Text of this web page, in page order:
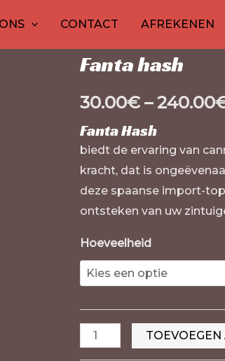
CONTACT AFREKENEN
Fanta hash
30.00€ –240.00
Fanta Hash
biedt de ervaring van
kracht, dat is
deze spaanse import-
ontsteken van uw
Hoeveelheid
hash
aantal
product
product
producten
producten
producten
producten
producten producten